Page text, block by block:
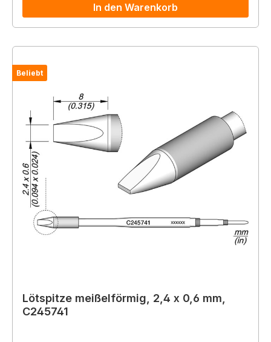
In den Warenkorb
Beliebt
Lötspitze meißelförmig, 2,4 x 0,6 mm,
C245741